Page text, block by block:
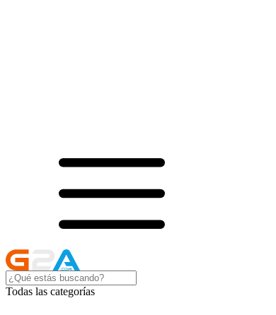
Todas las categorías